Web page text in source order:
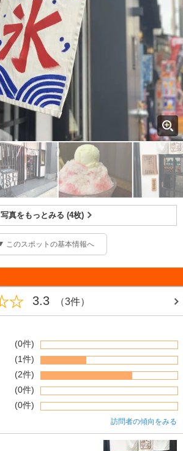
写真をもっとみる (4枚)
このスポットの基本情報へ
3.3 （3件）
(0件)
(1件)
(2件)
(0件)
(0件)
訪問者の傾向をみる